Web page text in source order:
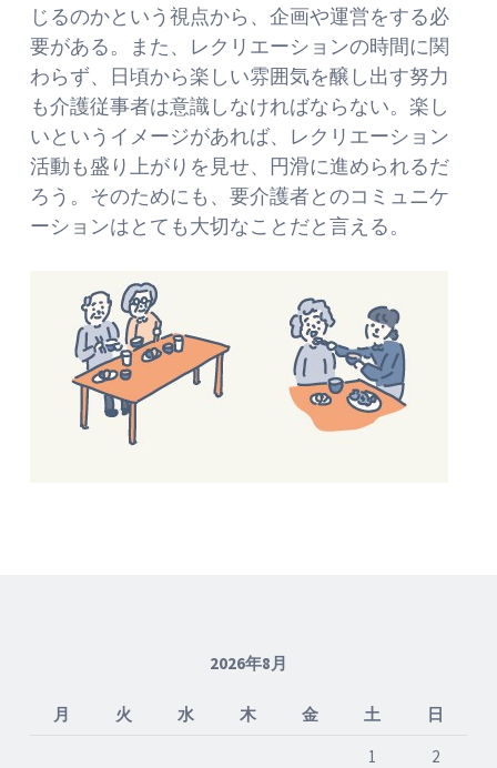
じるのかという視点から、企画や運営をする必
要がある。また、レクリエーションの時間に関
わらず、日頃から楽しい雰囲気を醸し出す努力
も介護従事者は意識しなければならない。楽し
いというイメージがあれば、レクリエーション
活動も盛り上がりを見せ、円滑に進められるだ
ろう。そのためにも、要介護者とのコミュニケ
ーションはとても大切なことだと言える。
2026年8月
月 火 水 木 金 土
日
1
2